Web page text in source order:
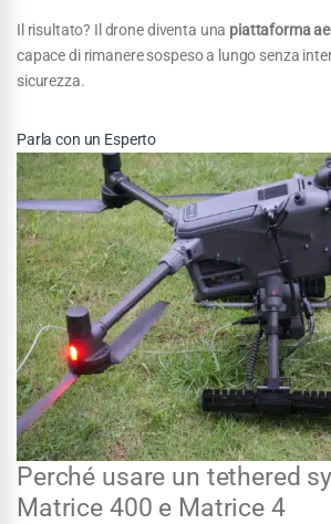
Il risultato? Il drone diventa una piattaforma
capace di rimanere sospeso a lungo senza
sicurezza.
Parla con un Esperto
Perché usare un tethered
Matrice 400 e Matrice 4